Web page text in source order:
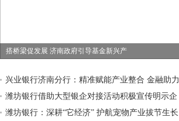
搭桥梁促发展 济南政府引导基金新兴产
兴业银行济南分行：精准赋能产业整合 金融助力
能源升级
潍坊银行借助大型银企对接活动积极宣传明示企
业贷款综合融资成本工作
潍坊银行：深耕“它经济” 护航宠物产业拔节生长